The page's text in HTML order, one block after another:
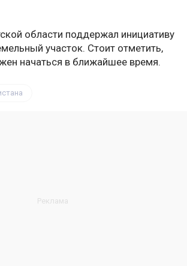
области поддержал инициативу
участок. Стоит отметить,
начаться в ближайшее время.